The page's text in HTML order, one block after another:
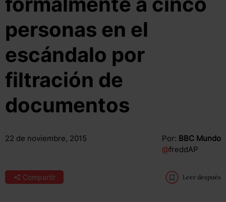
personas en el
escándalo por
filtración de
documentos
22 de noviembre, 2015 Por: BBC Mundo
@freddAP
Compartir Leer después